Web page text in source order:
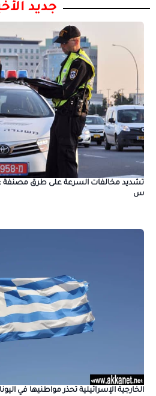
جديد
س
الخارجية الإسرائيلية تحذر مواطنيها في